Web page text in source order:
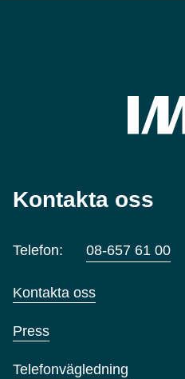
Kontakta oss
Telefon: 08-657 61 00
Kontakta oss
Press
Telefonvägledning